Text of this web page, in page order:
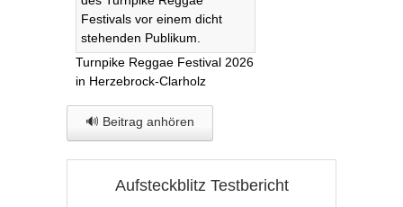
Turnpike Reggae Festival 2026
in Herzebrock-Clarholz
🔊 Beitrag anhören
Aufsteckblitz Testbericht